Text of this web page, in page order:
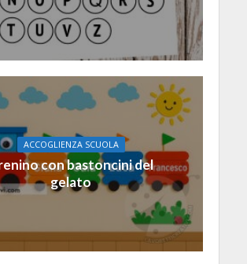
ACCOGLIENZA SCUOLA
con bastoncini del
gelato